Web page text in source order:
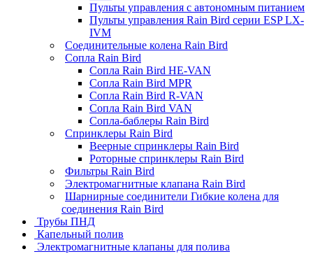
Пульты управления с автономным питанием
Пульты управления Rain Bird серии ESP LX-
IVM
Соединительные колена Rain Bird
Сопла Rain Bird
Сопла Rain Bird HE-VAN
Сопла Rain Bird MPR
Сопла Rain Bird R-VAN
Сопла Rain Bird VAN
Сопла-баблеры Rain Bird
Спринклеры Rain Bird
Веерные спринклеры Rain Bird
Роторные спринклеры Rain Bird
Фильтры Rain Bird
Электромагнитные клапана Rain Bird
Шарнирные соединители Гибкие колена для
соединения Rain Bird
Трубы ПНД
Капельный полив
Электромагнитные клапаны для полива